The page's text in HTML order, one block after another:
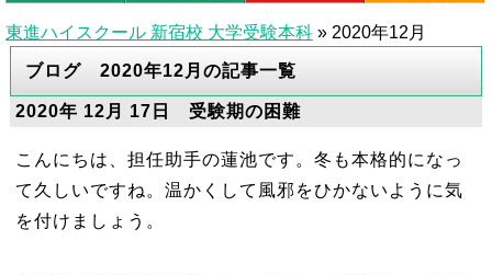
東進ハイスクール 新宿校 大学受験本科 » 2020年12月
ブログ 2020年12月の記事一覧
2020年 12月 17日 受験期の困難
こんにちは、担任助手の蓮池です。冬も本格的になっ
て久しいですね。温かくして風邪をひかないように気
を付けましょう。